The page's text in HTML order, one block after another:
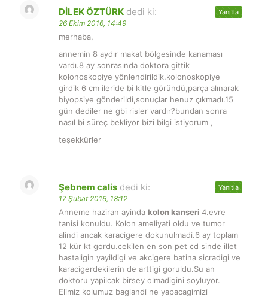
DİLEK ÖZTÜRK dedi ki:
26 Ekim 2016, 14:49
merhaba,
annemin 8 aydır makat bölgesinde kanaması
vardı.8 ay sonrasında doktora gittik
kolonoskopiye yönlendirildik.kolonoskopiye
girdik 6 cm ileride bi kitle göründü,parça alınarak
biyopsiye gönderildi,sonuçlar henuz çıkmadı.15
gün dediler ne gbi risler vardır?bundan sonra
nasıl bi süreç bekliyor bizi bilgi istiyorum ,
teşekkürler
Yanıtla
Şebnem calis dedi ki:
17 Şubat 2016, 18:12
Anneme haziran ayinda kolon kanseri 4.evre
tanisi konuldu. Kolon ameliyati oldu ve tumor
alindi ancak karacigere dokunulmadi.6 ay toplam
12 kür kt gordu.cekilen en son pet cd sinde illet
hastaligin yayildigi ve akcigere batina sicradigi ve
karacigerdekilerin de arttigi goruldu.Su an
doktoru yapilcak birsey olmadigini soyluyor.
Elimiz kolumuz baglandi ne yapacagimizi
Yanıtla